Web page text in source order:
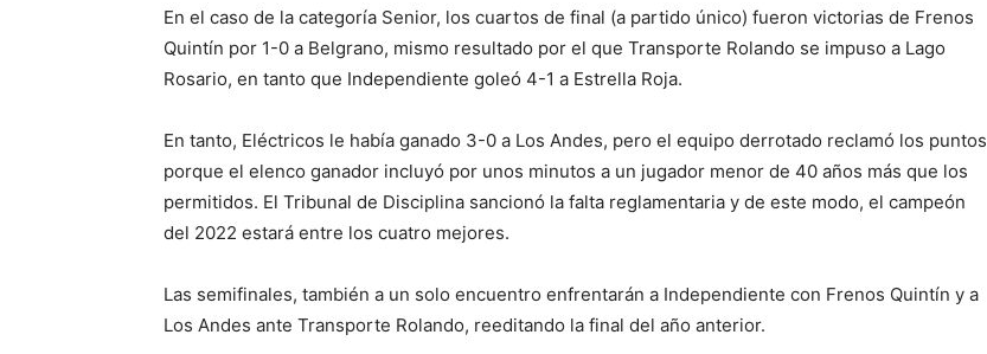
En el caso de la categoría Senior, los cuartos de final (a partido único) fueron victorias de Frenos
Quintín por 1-0 a Belgrano, mismo resultado por el que Transporte Rolando se impuso a Lago
Rosario, en tanto que Independiente goleó 4-1 a Estrella Roja.
En tanto, Eléctricos le había ganado 3-0 a Los Andes, pero el equipo derrotado reclamó los puntos
porque el elenco ganador incluyó por unos minutos a un jugador menor de 40 años más que los
permitidos. El Tribunal de Disciplina sancionó la falta reglamentaria y de este modo, el campeón
del 2022 estará entre los cuatro mejores.
Las semifinales, también a un solo encuentro enfrentarán a Independiente con Frenos Quintín y a
Los Andes ante Transporte Rolando, reeditando la final del año anterior.